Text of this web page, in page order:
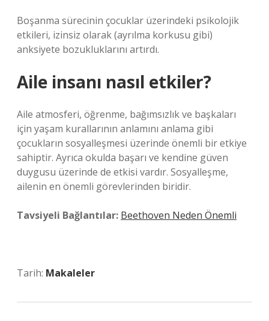
Boşanma sürecinin çocuklar üzerindeki psikolojik
etkileri, izinsiz olarak (ayrılma korkusu gibi)
anksiyete bozukluklarını artırdı.
Aile insanı nasıl etkiler?
Aile atmosferi, öğrenme, bağımsızlık ve başkaları
için yaşam kurallarının anlamını anlama gibi
çocukların sosyalleşmesi üzerinde önemli bir etkiye
sahiptir. Ayrıca okulda başarı ve kendine güven
duygusu üzerinde de etkisi vardır. Sosyalleşme,
ailenin en önemli görevlerinden biridir.
Tavsiyeli Bağlantılar: Beethoven Neden Önemli
Tarih: Makaleler